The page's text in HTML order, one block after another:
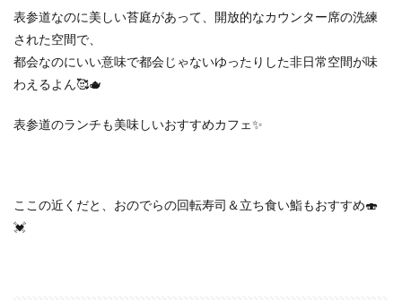
表参道なのに美しい苔庭があって、開放的なカウンター席の洗練
された空間で、
都会なのにいい意味で都会じゃないゆったりした非日常空間が味
わえるよん🥰🫖
表参道のランチも美味しいおすすめカフェ✨
ここの近くだと、おのでらの回転寿司＆立ち食い鮨もおすすめ🍣
💓